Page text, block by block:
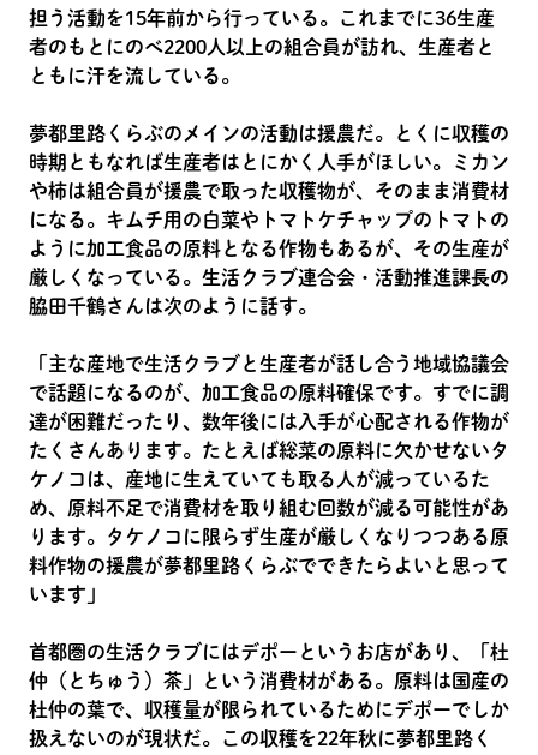
担う活動を15年前から行っている。これまでに36生産
者のもとにのべ2200人以上の組合員が訪れ、生産者と
ともに汗を流している。
夢都里路くらぶのメインの活動は援農だ。とくに収穫の
時期ともなれば生産者はとにかく人手がほしい。ミカン
や柿は組合員が援農で取った収穫物が、そのまま消費材
になる。キムチ用の白菜やトマトケチャップのトマトの
ように加工食品の原料となる作物もあるが、その生産が
厳しくなっている。生活クラブ連合会・活動推進課長の
脇田千鶴さんは次のように話す。
「主な産地で生活クラブと生産者が話し合う地域協議会
で話題になるのが、加工食品の原料確保です。すでに調
達が困難だったり、数年後には入手が心配される作物が
たくさんあります。たとえば総菜の原料に欠かせないタ
ケノコは、産地に生えていても取る人が減っているた
め、原料不足で消費材を取り組む回数が減る可能性があ
ります。タケノコに限らず生産が厳しくなりつつある原
料作物の援農が夢都里路くらぶでできたらよいと思って
います」
首都圏の生活クラブにはデポーというお店があり、「杜
仲（とちゅう）茶」という消費材がある。原料は国産の
杜仲の葉で、収穫量が限られているためにデポーでしか
扱えないのが現状だ。この収穫を22年秋に夢都里路く